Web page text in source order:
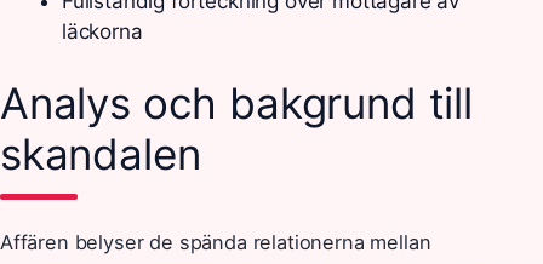
läckorna
Analys och bakgrund till
skandalen
Affären belyser de spända relationerna mellan